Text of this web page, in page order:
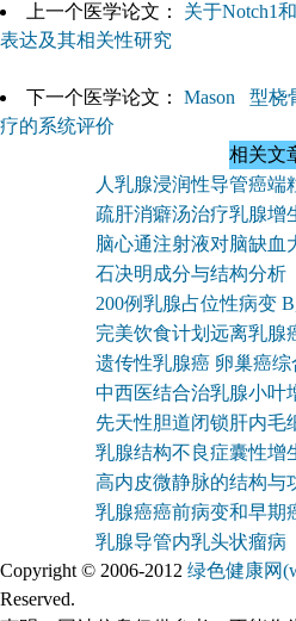
上一个医学论文： 关于Notch1
表达及其相关性研究
下一个医学论文： Mason 型桡
疗的系统评价
相关文
人乳腺浸润性导管癌端
疏肝消癖汤治疗乳腺增
脑心通注射液对脑缺血
石决明成分与结构分析
200例乳腺占位性病变
完美饮食计划远离乳腺
遗传性乳腺癌 卵巢癌综
中西医结合治乳腺小叶
先天性胆道闭锁肝内毛
乳腺结构不良症囊性增
高内皮微静脉的结构与
乳腺癌癌前病变和早期
乳腺导管内乳头状瘤病
Copyright © 2006-2012 绿色健康网
Reserved.